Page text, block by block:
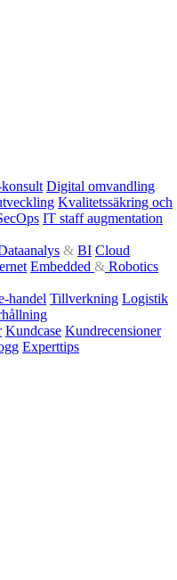
Digital omvandling
Kvalitetssäkring och
IT staff augmentation
& BI Cloud
Embedded & Robotics
Tillverkning Logistik
Kundcase Kundrecensioner
Experttips